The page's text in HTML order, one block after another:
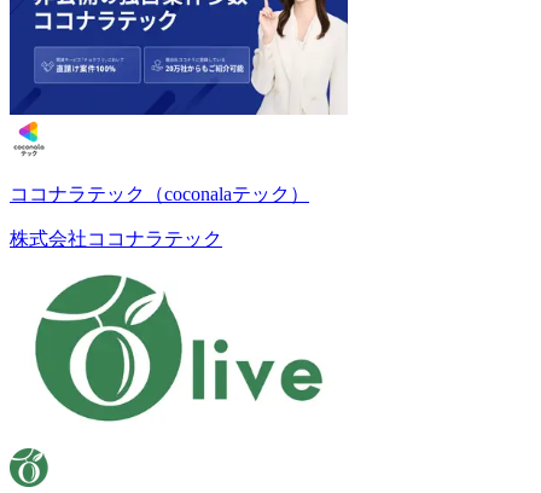
ココナラテック（coconalaテック）
株式会社ココナラテック